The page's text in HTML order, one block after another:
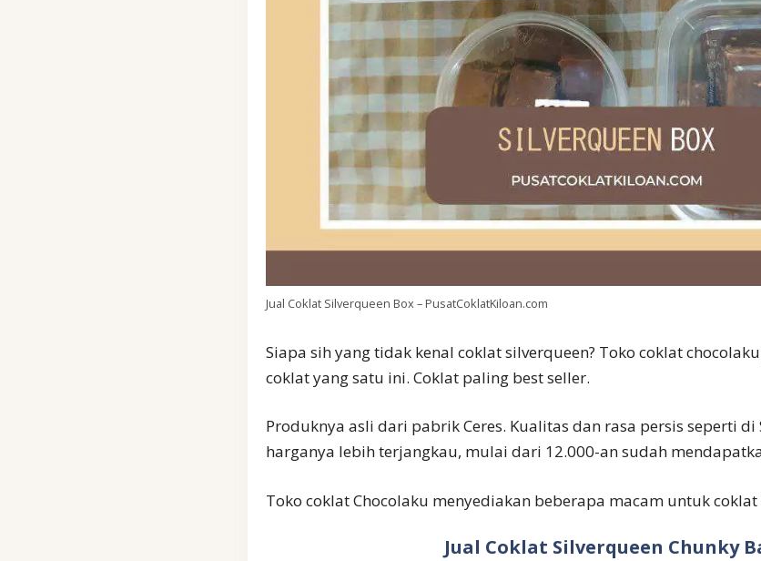
Jual Coklat Silverqueen Box – PusatCoklatKiloan.com
Siapa sih yang tidak kenal coklat silverqueen? Toko coklat
coklat yang satu ini. Coklat paling best seller.
Produknya asli dari pabrik Ceres. Kualitas dan rasa persis seperti
harganya lebih terjangkau, mulai dari 12.000-an sudah
Toko coklat Chocolaku menyediakan beberapa macam untuk coklat
Jual Coklat Silverqueen Chunky